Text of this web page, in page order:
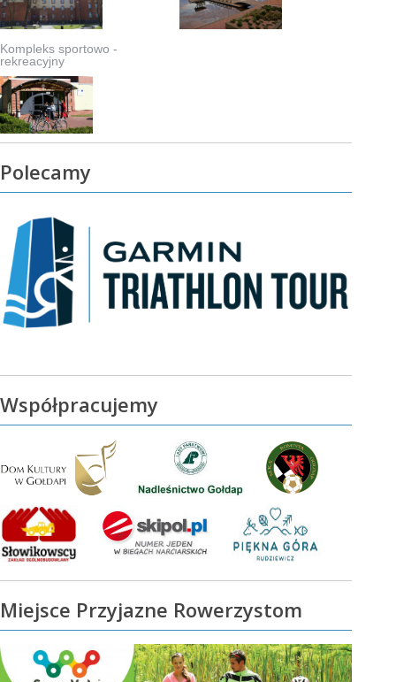
Kompleks sportowo -
rekreacyjny
Polecamy
Współpracujemy
Miejsce Przyjazne Rowerzystom